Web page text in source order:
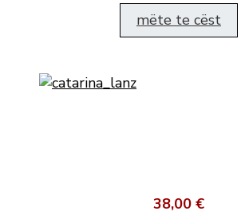
mëte te cëst
38,00 €